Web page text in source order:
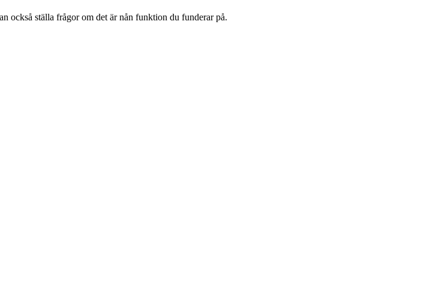
också ställa frågor om det är nån funktion du funderar på.